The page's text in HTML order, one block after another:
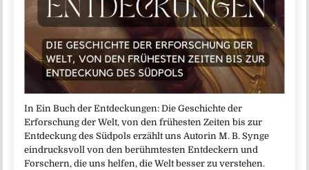
In Ein Buch der Entdeckungen: Die Geschichte der
Erforschung der Welt, von den frühesten Zeiten bis zur
Entdeckung des Südpols erzählt uns Autorin M. B. Synge
eindrucksvoll von den berühmtesten Entdeckern und
Forschern, die uns helfen, die Welt besser zu verstehen.